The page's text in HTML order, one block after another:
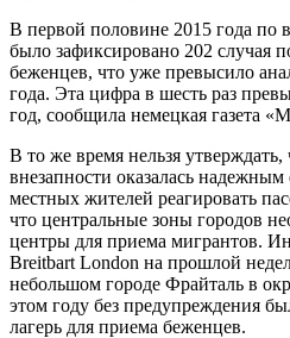
В первой половине 2015 года по
было зафиксировано 202 случая
беженцев, что уже превысило
года. Эта цифра в шесть раз
год, сообщила немецкая газета
В то же время нельзя
внезапности оказалась надежным
местных жителей реагировать
что центральные зоны городов
центры для приема мигрантов.
Breitbart London на прошлой
небольшом городе Фрайталь в
этом году без предупреждения
лагерь для приема беженцев.